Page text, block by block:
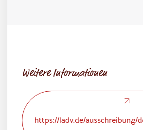
Weitere Informationen
https://ladv.de/ausschreibung/